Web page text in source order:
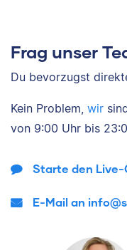
Frag unser
Du bevorzugst
Kein Problem, wir
von 9:00 Uhr bis
Starte den Live-
E-Mail an